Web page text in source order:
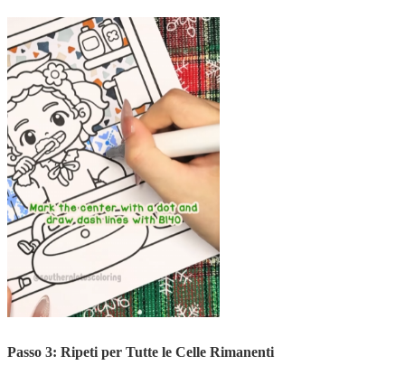
Passo 3: Ripeti per Tutte le Celle Rimanenti